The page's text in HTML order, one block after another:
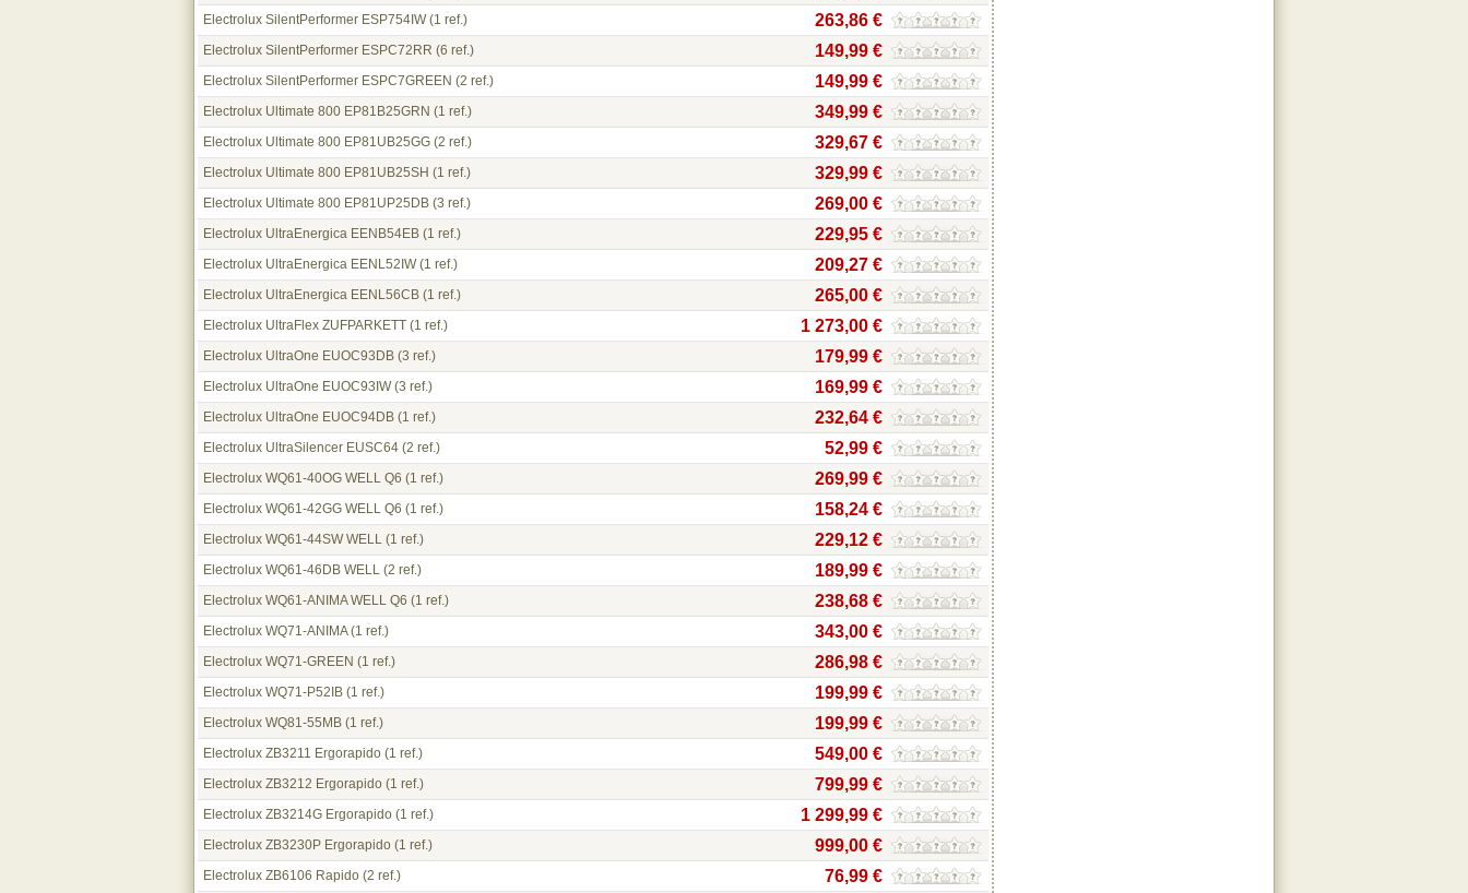
Electrolux SilentPerformer ESP754IW(1 ref.) 263,86 €
Electrolux SilentPerformer ESPC72RR (6 ref.) 149,99 €
Electrolux SilentPerformer ESPC7GREEN (2 ref.) 149,99 €
Electrolux Ultimate 800 EP81B25GRN (1 ref.) 349,99 €
Electrolux Ultimate 800 EP81UB25GG (2 ref.) 329,67 €
Electrolux Ultimate 800 EP81UB25SH (1 ref.) 329,99 €
Electrolux Ultimate 800 EP81UP25DB (3 ref.) 269,00 €
Electrolux UltraEnergica EENB54EB (1 ref.) 229,95 €
Electrolux UltraEnergica EENL52IW(1 ref.) 209,27 €
Electrolux UltraEnergica EENL56CB (1 ref.) 265,00 €
Electrolux UltraFlex ZUFPARKETT (1 ref.) 1 273,00 €
Electrolux UltraOne EUOC93DB (3 ref.) 179,99 €
Electrolux UltraOne EUOC93IW(3 ref.) 169,99 €
Electrolux UltraOne EUOC94DB (1 ref.) 232,64 €
Electrolux UltraSilencer EUSC64 (2 ref.) 52,99 €
Electrolux WQ61-40OG WELL Q6 (1 ref.) 269,99 €
Electrolux WQ61-42GG WELL Q6 (1 ref.) 158,24 €
Electrolux WQ61-44SW WELL (1 ref.) 229,12 €
Electrolux WQ61-46DB WELL (2 ref.) 189,99 €
Electrolux WQ61-ANIMA WELL Q6 (1 ref.) 238,68 €
Electrolux WQ71-ANIMA(1 ref.) 343,00 €
Electrolux WQ71-GREEN (1 ref.) 286,98 €
Electrolux WQ71-P52IB (1 ref.) 199,99 €
Electrolux WQ81-55MB (1 ref.) 199,99 €
Electrolux ZB3211 Ergorapido (1 ref.) 549,00 €
Electrolux ZB3212 Ergorapido (1 ref.) 799,99 €
Electrolux ZB3214G Ergorapido (1 ref.) 1 299,99 €
Electrolux ZB3230P Ergorapido (1 ref.) 999,00 €
Electrolux ZB6106 Rapido (2 ref.) 76,99 €